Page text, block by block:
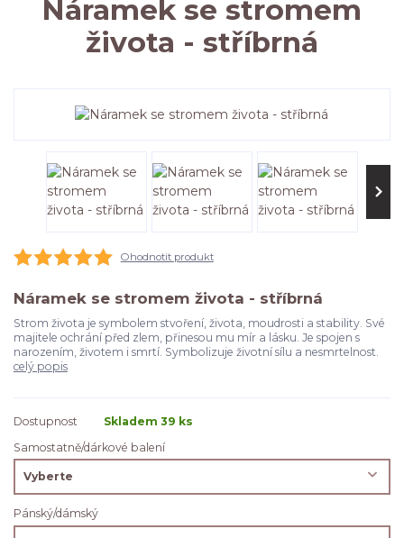
Náramek se stromem
života - stříbrná
Ohodnotit produkt
Náramek se stromem života - stříbrná
Strom života je symbolem stvoření, života, moudrosti a stability. Své
majitele ochrání před zlem, přinesou mu mír a lásku. Je spojen s
narozením, životem i smrtí. Symbolizuje životní sílu a nesmrtelnost.
celý popis
Dostupnost
Skladem 39 ks
Samostatně/dárkové balení
Pánský/dámský